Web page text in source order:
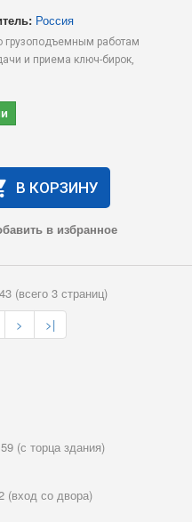
Россия
грузоподъемным работам
и приема ключ-бирок,
В КОРЗИНУ
в избранное
(всего 3 страниц)
> >|
(с торца здания)
(вход со двора)